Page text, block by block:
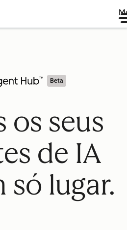
Beta
os seus
de IA
só lugar.